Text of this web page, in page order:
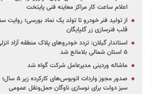
اعلام ساعت کار مراکز معاینه فنی پایتخت
از تولید فنر خودرو تا تولد یک نماد بورسی؛ روایت
قلب فنرسازی زر گلپایگان
استاندار گیلان: تردد خودروهای پلاک منطقه آزاد
۵ استان شمالی بلامانع شد
ماشاله وردینی مدیرعامل شرکت گواه شد
صدور مجوز واردات
سبز دولت برای نوسازی ناوگان حمل‌ونقل عمومی